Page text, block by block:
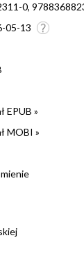
0,
05-13
EPUB »
MOBI »